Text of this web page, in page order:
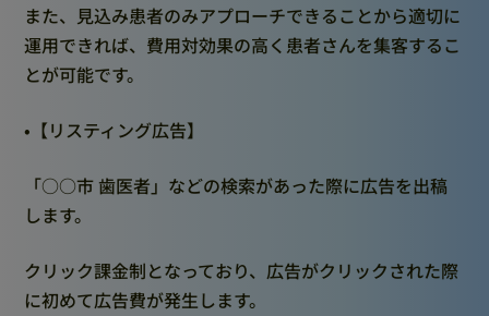
また、見込み患者のみアプローチできることから適切に
運用できれば、費用対効果の高く患者さんを集客するこ
とが可能です。
•【リスティング広告】
「○○市 歯医者」などの検索があった際に広告を出稿
します。
クリック課金制となっており、広告がクリックされた際
に初めて広告費が発生します。